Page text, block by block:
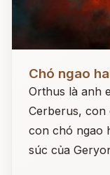
Chó ngao
Orthus là anh
Cerberus, con
con chó ngao
súc của